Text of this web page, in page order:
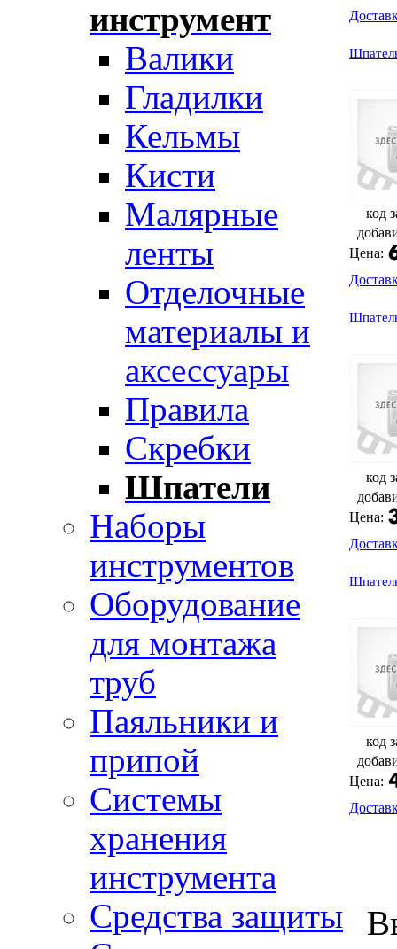
инструмент
Валики
Гладилки
Кельмы
Кисти
Малярные
ленты
Отделочные
материалы и
аксессуары
Правила
Скребки
Шпатели
Наборы
инструментов
Оборудование
для монтажа
труб
Паяльники и
припой
Системы
хранения
инструмента
Средства защиты
код
Цена:
код
Цена:
код
Цена: